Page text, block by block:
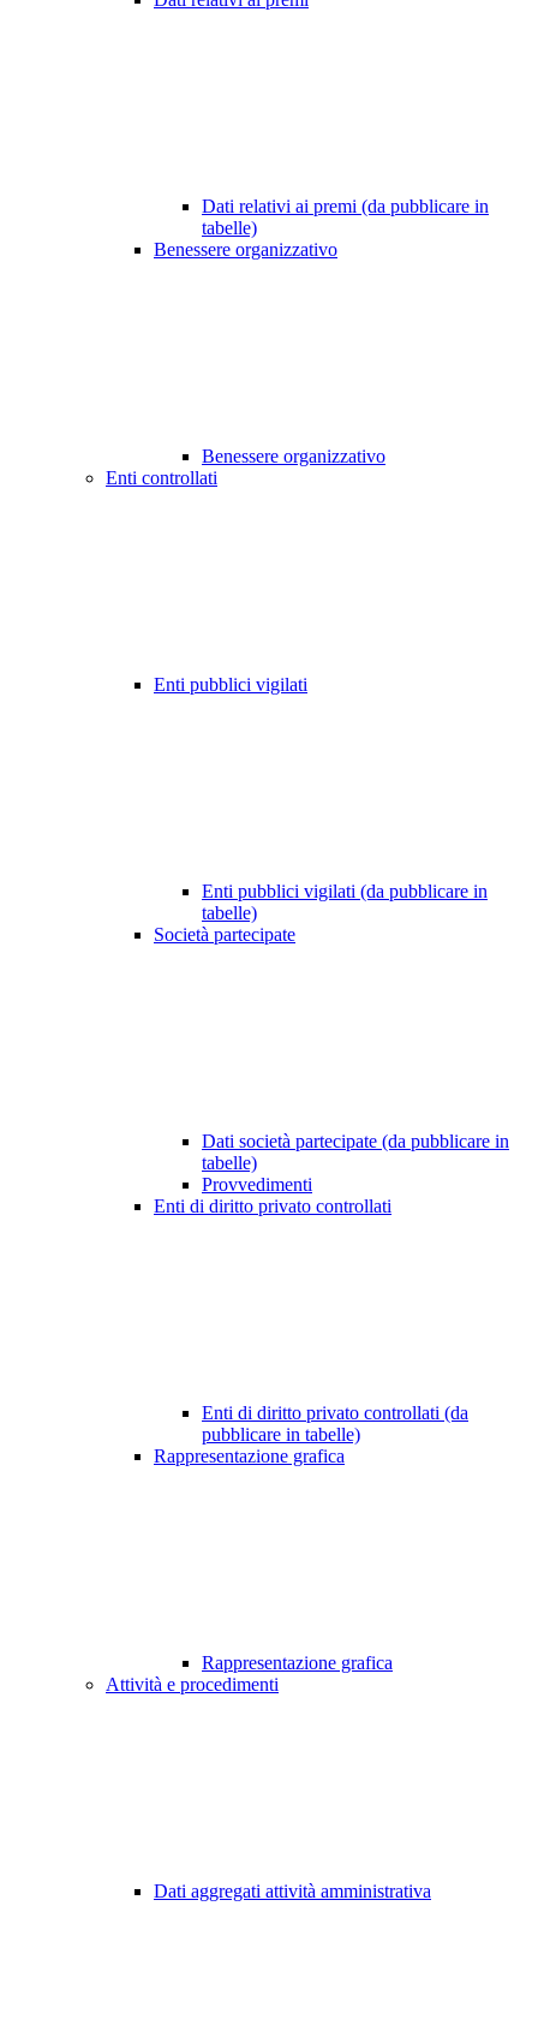
Dati relativi ai premi (da pubblicare in
tabelle)
Benessere organizzativo
Benessere organizzativo
Enti controllati
Enti pubblici vigilati
Enti pubblici vigilati (da pubblicare in
tabelle)
Società partecipate
Dati società partecipate (da pubblicare in
tabelle)
Provvedimenti
Enti di diritto privato controllati
Enti di diritto privato controllati (da
pubblicare in tabelle)
Rappresentazione grafica
Rappresentazione grafica
Attività e procedimenti
Dati aggregati attività amministrativa